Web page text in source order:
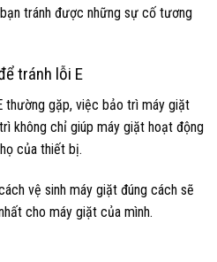
tránh được những sự cố tương
tránh lỗi E
thường gặp, việc bảo trì máy giặt
không chỉ giúp máy giặt hoạt động
của thiết bị.
vệ sinh máy giặt đúng cách sẽ
cho máy giặt của mình.